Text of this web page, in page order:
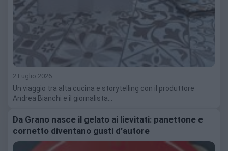
2 Luglio 2026
Un viaggio tra alta cucina e storytelling con il produttore
Andrea Bianchi e il giornalista…
Da Grano nasce il gelato ai lievitati: panettone e
cornetto diventano gusti d’autore